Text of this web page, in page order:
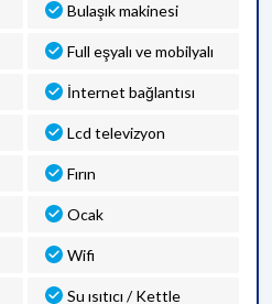
Bulaşık makinesi
Full eşyalı ve mobilyalı
İnternet bağlantısı
Lcd televizyon
Fırın
Ocak
Wifi
Su ısıtıcı / Kettle